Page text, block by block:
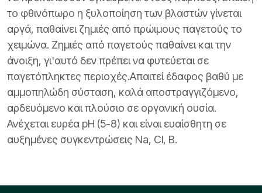
το φθινόπωρο η ξυλοποίηση των βλαστών γίνεται
αργά, παθαίνει ζημιές από πρώιμους παγετούς το
χειμώνα. Ζημιές από παγετούς παθαίνει και την
άνοιξη, γι'αυτό δεν πρέπει να φυτεύεται σε
παγετόπληκτες περιοχές.Απαιτεί έδαφος βαθύ με
αμμοπηλώδη σύσταση, καλά αποστραγγιζόμενο,
αρδευόμενο και πλούσιο σε οργανική ουσία.
Ανέχεται ευρέα pH (5-8) και είναι ευαίσθητη σε
αυξημένες συγκεντρώσεις Na, Cl, B.